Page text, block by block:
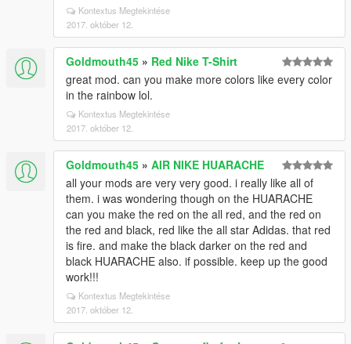
Kontextus Megtekintése
2017. október 12.
Goldmouth45 » Red Nike T-Shirt
great mod. can you make more colors like every color
in the rainbow lol.
Kontextus Megtekintése
2017. október 12.
Goldmouth45 » AIR NIKE HUARACHE
all your mods are very very good. i really like all of
them. i was wondering though on the HUARACHE
can you make the red on the all red, and the red on
the red and black, red like the all star Adidas. that red
is fire. and make the black darker on the red and
black HUARACHE also. if possible. keep up the good
work!!!
Kontextus Megtekintése
2017. október 12.